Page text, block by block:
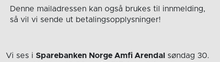
Denne mailadressen kan også brukes til innmelding,
så vil vi sende ut betalingsopplysninger!
Vi ses i Sparebanken Norge Amfi Arendal
søndag 30.